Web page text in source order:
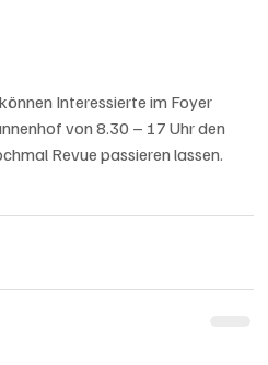
Interessierte im Foyer
von 8.30 – 17 Uhr den
Revue passieren lassen.